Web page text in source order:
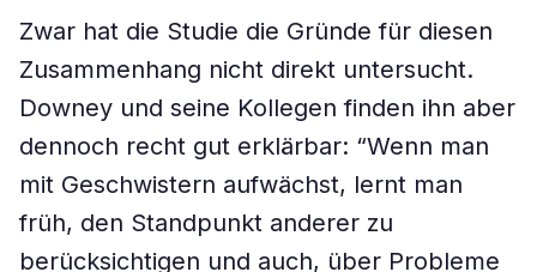
Zwar hat die Studie die Gründe für diesen
Zusammenhang nicht direkt untersucht.
Downey und seine Kollegen finden ihn aber
dennoch recht gut erklärbar: “Wenn man
mit Geschwistern aufwächst, lernt man
früh, den Standpunkt anderer zu
berücksichtigen und auch, über Probleme